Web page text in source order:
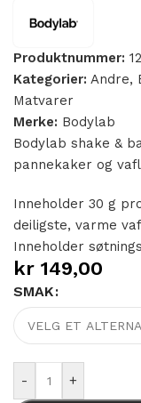
Produktnummer:
Kategorier: Andre,
Matvarer
Merke: Bodylab
Bodylab shake &
pannekaker og
Inneholder 30 g
deiligste, varme
Inneholder
kr 149,00
SMAK
- +
Alternative: